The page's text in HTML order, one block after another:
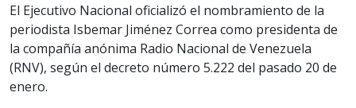
El Ejecutivo Nacional oficializó el nombramiento de la
periodista Isbemar Jiménez Correa como presidenta de
la compañía anónima Radio Nacional de Venezuela
(RNV), según el decreto número 5.222 del pasado 20 de
enero.